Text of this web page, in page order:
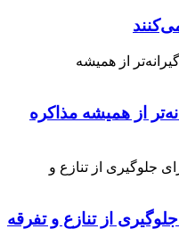
از همیشه مذاکره
از تنازع و تفرقه